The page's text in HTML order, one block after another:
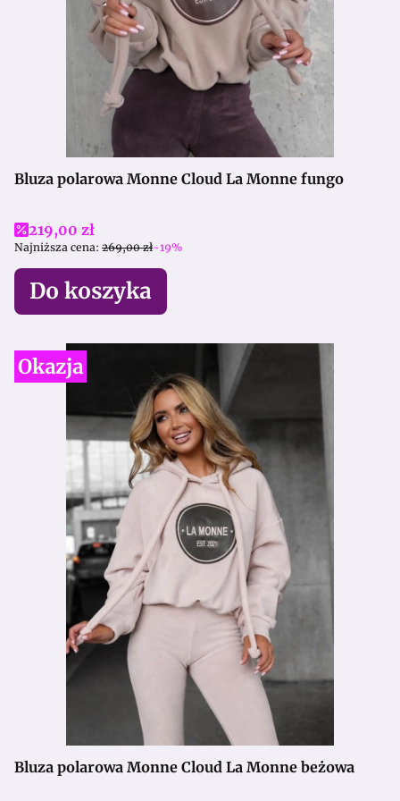
Bluza polarowa Monne Cloud La Monne fungo
Cena promocyjna
219,00 zł
Najniższa cena: 269,00 zł-19%
Do koszyka
Okazja
Bluza polarowa Monne Cloud La Monne beżowa